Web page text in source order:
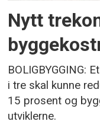
Nytt
BOLIGBYGGING:
i tre skal kunne
15 prosent og
utviklerne.